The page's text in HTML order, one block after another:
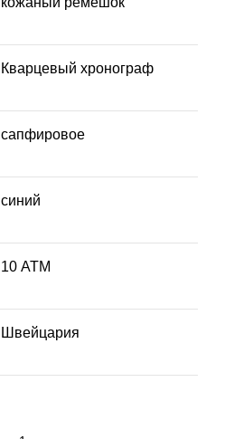
Кварцевый хронограф
сапфировое
синий
10 АТМ
Швейцария